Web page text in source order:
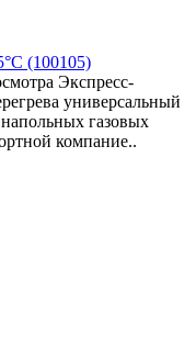
(100105)
Экспресс-
универсальный
газовых
компание..